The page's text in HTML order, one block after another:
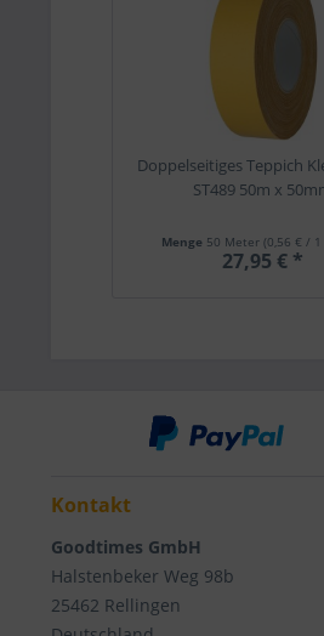
Doppelseitiges Teppich
ST489 50m x
Menge 50 Meter(0,56 € /
27,95 € *
Kontakt
Goodtimes GmbH
Halstenbeker Weg 98b
25462 Rellingen